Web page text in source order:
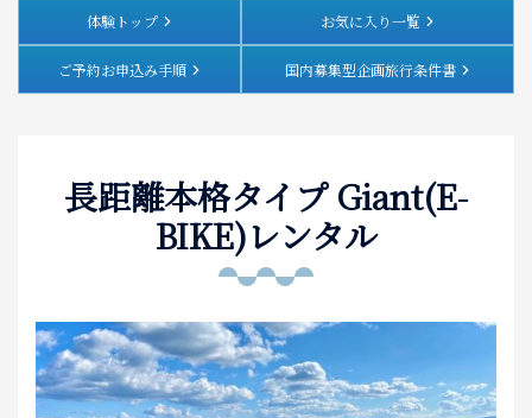
体験・ツアー
食べる
お土産
アクセス
体験トップ お気に入り一覧
ご予約お申込み手順 国内募集型企画旅行条件書
長距離本格タイプ Giant(E-
BIKE)レンタル